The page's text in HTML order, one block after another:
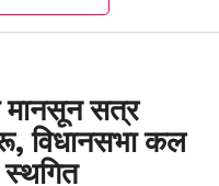
मानसून सत्र
विधानसभा कल